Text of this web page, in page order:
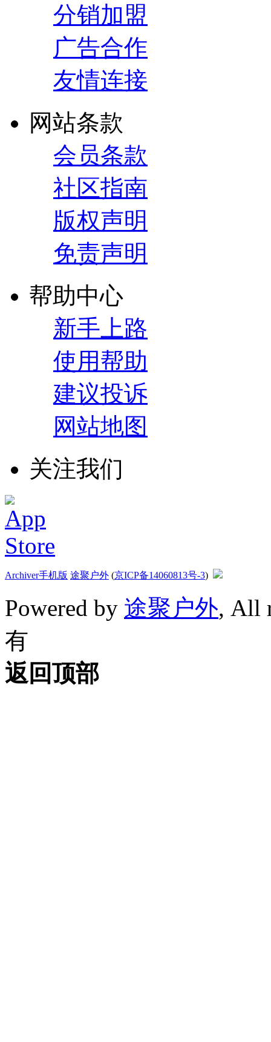
分销加盟
广告合作
友情连接
网站条款
会员条款
社区指南
版权声明
免责声明
帮助中心
新手上路
使用帮助
建议投诉
网站地图
关注我们
Archiver手机版 途聚户外 (京ICP备14060813号-3)
Powered by 途聚户外, All
有
返回顶部